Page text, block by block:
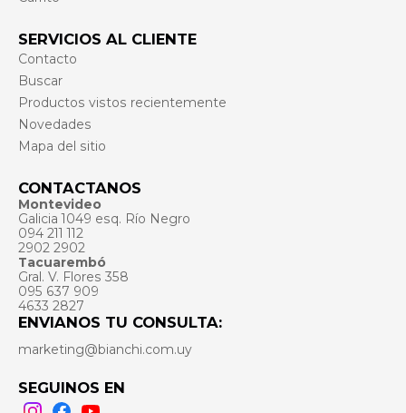
SERVICIOS AL CLIENTE
Contacto
Buscar
Productos vistos recientemente
Novedades
Mapa del sitio
CONTACTANOS
Montevideo
Galicia 1049 esq. Río Negro
094 211 112
2902 2902
Tacuarembó
Gral. V. Flores 358
095 637 909
4633 2827
ENVIANOS TU CONSULTA:
marketing@bianchi.com.uy
SEGUINOS EN